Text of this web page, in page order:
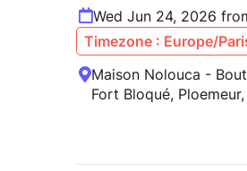
Wed Jun 24, 2026
Timezone : Europe/
Maison Nolouca -
Fort Bloqué,